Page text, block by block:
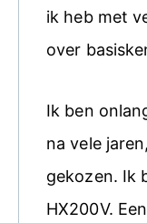
ik heb met
over
Ik ben
na vele
gekozen. Ik
HX200V.